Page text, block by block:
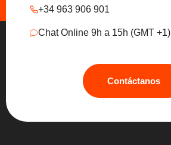
+34 963 906 901
Chat Online 9h a 15h (GMT +1)
Contáctanos